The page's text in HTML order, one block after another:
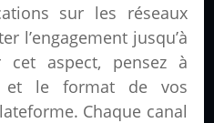
sur les réseaux
l’engagement jusqu’à
aspect, pensez à
et le format de vos
Chaque canal